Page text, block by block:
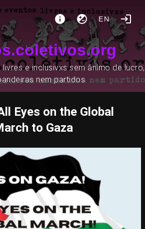
EN
e inclusivxs sem ânimo de lucro,
nem partidos.
Eyes on the Global
to Gaza